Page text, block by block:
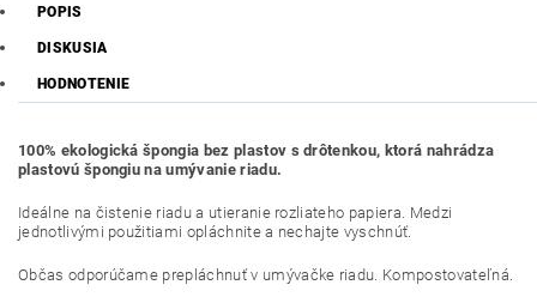
POPIS
DISKUSIA
HODNOTENIE
100% ekologická špongia bez plastov s drôtenkou, ktorá nahrádza
plastovú špongiu na umývanie riadu.
Ideálne na čistenie riadu a utieranie rozliateho papiera. Medzi
jednotlivými použitiami opláchnite a nechajte vyschnúť.
Občas odporúčame prepláchnuť v umývačke riadu. Kompostovateľná.